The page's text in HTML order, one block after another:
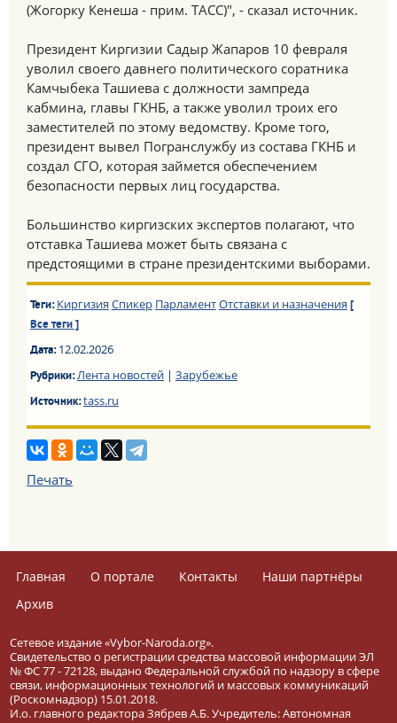
(Жогорку Кенеша - прим. ТАСС)", - сказал источник.
Президент Киргизии Садыр Жапаров 10 февраля
уволил своего давнего политического соратника
Камчыбека Ташиева с должности зампреда
кабмина, главы ГКНБ, а также уволил троих его
заместителей по этому ведомству. Кроме того,
президент вывел Погранслужбу из состава ГКНБ и
создал СГО, которая займется обеспечением
безопасности первых лиц государства.
Большинство киргизских экспертов полагают, что
отставка Ташиева может быть связана с
предстоящими в стране президентскими выборами.
Теги: Киргизия Спикер ПарламентОтставки и назначения [
Все теги ]
Дата:12.02.2026
Рубрики:Лента новостей| Зарубежье
Источник:tass.ru
Печать
Главная О портале Контакты
Наши партнёры
Архив
Сетевое издание «Vybor-Naroda.org».
Свидетельство о регистрации средства массовой информации ЭЛ
№ ФС 77 - 72128, выдано Федеральной службой по надзору в сфере
связи, информационных технологий и массовых коммуникаций
(Роскомнадзор) 15.01.2018.
И.о. главного редактора Зябрев А.Б. Учредитель: Автономная